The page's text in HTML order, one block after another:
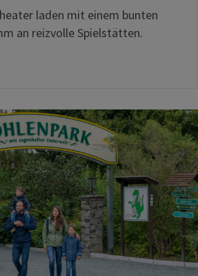
laden mit einem bunten
an reizvolle Spielstätten.